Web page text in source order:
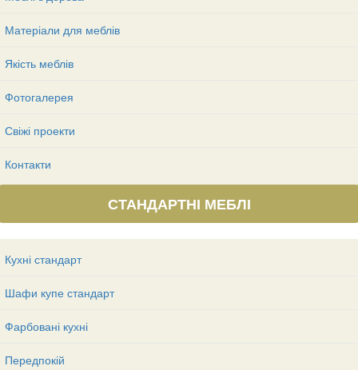
Матеріали для меблів
Якість меблів
Фотогалерея
Свіжі проекти
Контакти
СТАНДАРТНІ МЕБЛІ
Кухні стандарт
Шафи купе стандарт
Фарбовані кухні
Передпокій